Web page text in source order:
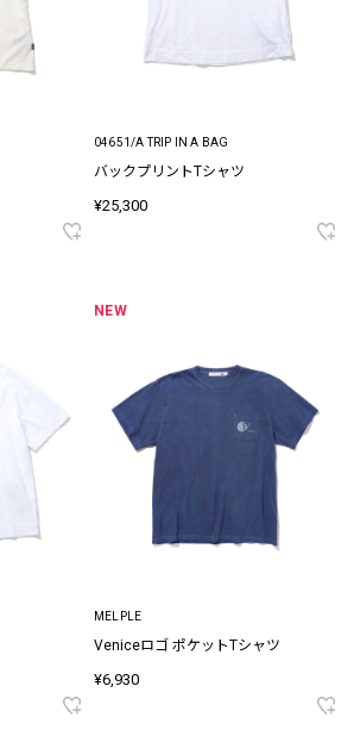
04651/A TRIP IN A BAG
バックプリントTシャツ
¥25,300
NEW
MELPLE
Veniceロゴ ポケットTシャツ
¥6,930